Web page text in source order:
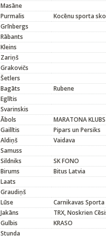
Masāne
Purmalis
Kocēnu sporta
Grīnbergs
Rābants
Kleins
Zariņš
Grakovičs
Šetlers
Bagāts
Rubene
Eglītis
Svarinskis
Ābols
MARATONA KLUBS
Gailītis
Pipars un Persiks
Aldiņš
Vaidava
Samuss
Sildniks
SK FONO
Birums
Bitus Latvia
Laats
Graudiņš
Lūse
Carnikavas
Jakāns
TRX, Noskrien
Gulbis
KRASO
Stunda